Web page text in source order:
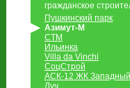
гражданское
Пушкинский парк
Азимут-М
СТМ
Ильинка
Villa da Vinchi
СоцСтрой
АСК-12 ЖК Западный
Луч